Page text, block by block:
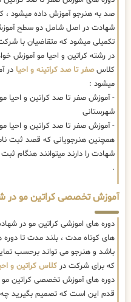
صد به هنرجو آموزش داده میشود ،
شهادت در اصل شامل دو سطح
در رشته کراتین و احیا مو آموزش
کلاسصفر تا صد کراتینه و احیا در
میشود :
- آموزش صفر تا صد کراتین و احیا
شهرستانی
- آموزش صفر تا صد کراتین و احیا
همچنین هنرجویانی که قصد ثبت
شهادت را دارند میتوانند هنگام
.
آموزش تخصصی کراتین مو در
دوره های اموزشی کراتین مو در
های کوتاه مدت ، بلند مدت تا
باشد و هنرجو می تواند برحسب
که برای شرکت در کلاس کراتین و
دوره های آموزش تخصصی کراتین
قدم این است که تصمیم بگیرید